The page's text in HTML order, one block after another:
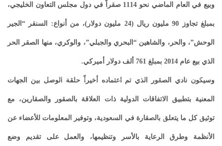
وبيع في العام الماضي نحو 1114 صقراً في دول مجلس التعاون الخليجي،
بمبلغ تجاوز 90 مليون ريال (24 مليون دولار)، من أنواع: السنقر “الجير
الوحش”، والحر، والشاهين “البحري والجبلي”، والوكري، منها الصقر الحر
الذي بيع عام 2014 بمبلغ 761 ألف دولار أميركي.
وسيكون نادي الصقور الذي تم اعتماده أخيراً حلقة الوصل بين الجهات
المعنية بتطبيق الاتفاقات الدولية ذات العلاقة بالصقور والصقارين، مع
توثيق كل ما يتعلق بالصقارة في السعودية، وتوفير المعلومات للأعضاء عن
الأنظمة وطرق الرعاية بالأسر وتنظيمها، والعمل على تقديم وضع
بالصور: 800 متر من الرعب في بامبلونا.. ثيران هائجة تسحق
المغامرين ولن تصدق ما يحدث في «حلبة الموت»!
ثنائية بيلينغهام القاتلة تقود إنجلترا لعبور النرويج إلى نصف نهائي